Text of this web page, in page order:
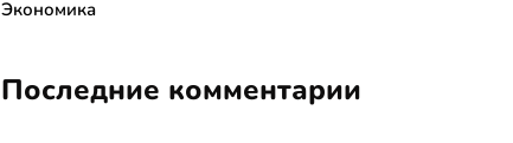
Экономика
Последние комментарии